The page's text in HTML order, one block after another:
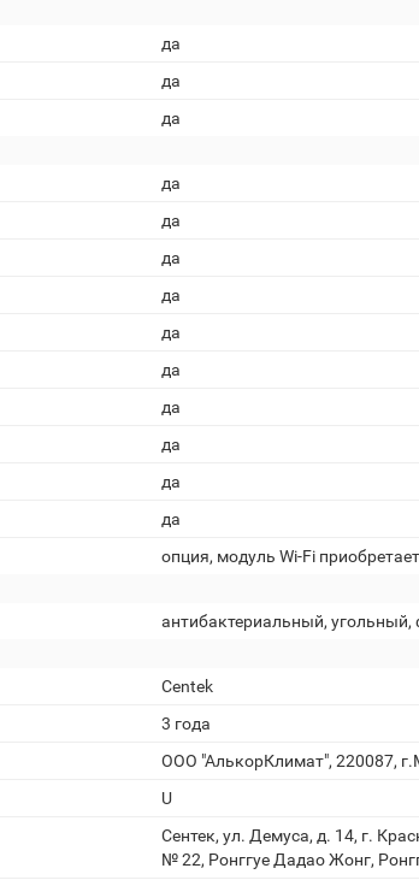
да
да
да
да
да
да
да
да
да
да
да
да
да
опция, модуль Wi-Fi
антибактериальный,
Centek
3 года
ООО "АлькорКлимат", 220087,
U
Сентек, ул. Демуса, д. 14, г.
№ 22, Ронггуе Дадао Жонг,